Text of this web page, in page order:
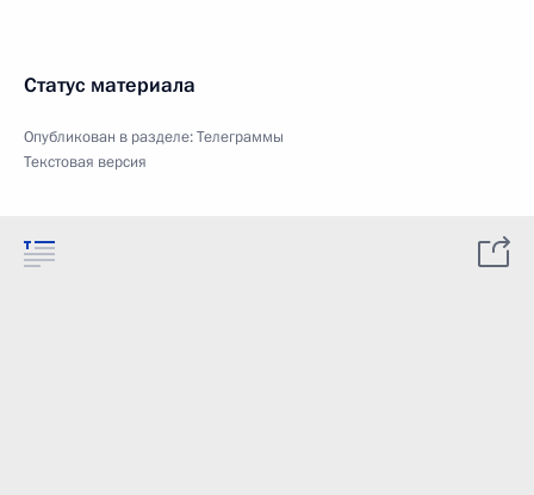
Статус материала
Опубликован в разделе:Телеграммы
Текстовая версия